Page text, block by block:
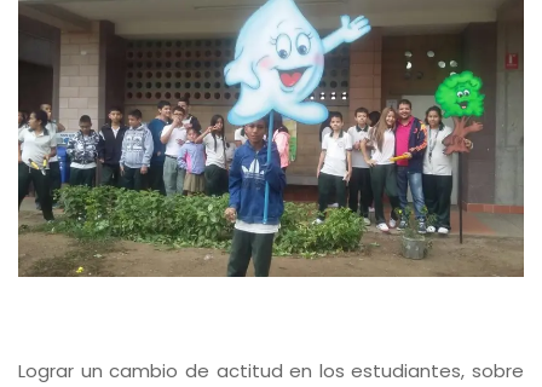
Lograr un cambio de actitud en los estudiantes, sobre